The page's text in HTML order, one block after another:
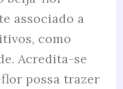
associado a
como
Acredita-se
possa trazer